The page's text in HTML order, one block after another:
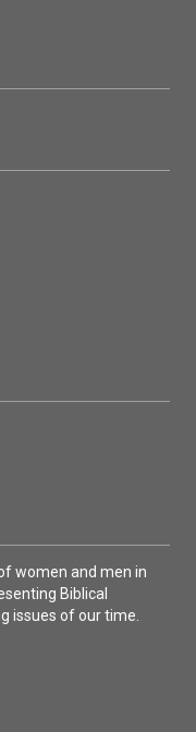
women and men in
Biblical
issues of our time.